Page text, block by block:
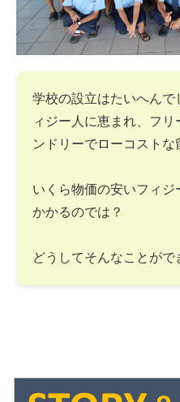
学校の設立はたいへんで
ィジー人に恵まれ、フ
ンドリーでローコストな
いくら物価の安いフィ
かかるのでは？
どうしてそんなことがで